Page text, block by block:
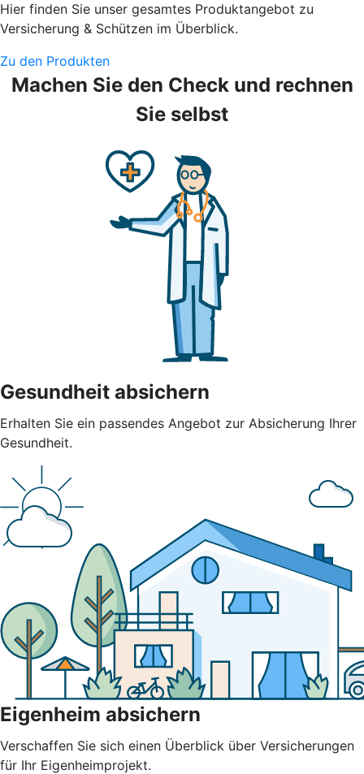
Hier finden Sie unser gesamtes Produktangebot zu
Versicherung & Schützen im Überblick.
Zu den Produkten
Machen Sie den Check und rechnen
Sie selbst
Gesundheit absichern
Erhalten Sie ein passendes Angebot zur Absicherung Ihrer
Gesundheit.
Eigenheim absichern
Verschaffen Sie sich einen Überblick über Versicherungen
für Ihr Eigenheimprojekt.